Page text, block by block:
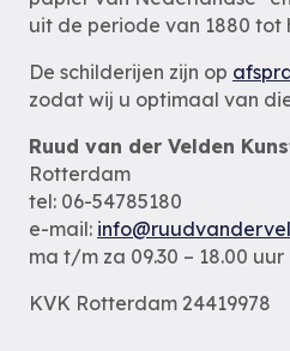
uit de periode van 1880 tot
De schilderijen zijn op
zodat wij u optimaal van
Ruud van der Velden
Rotterdam
tel: 06-54785180
e-mail:
ma t/m za 09.30 – 18.00 uur
KVK Rotterdam 24419978